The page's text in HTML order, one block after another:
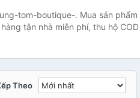
tom-boutique-. Mua sản phẩm
tận nhà miễn phí, thu hộ COD
Theo